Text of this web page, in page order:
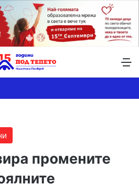
промените